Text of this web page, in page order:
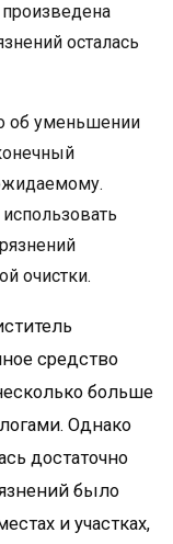
осталась
об уменьшении
очистки.
средство
больше
Однако
достаточно
было
и участках,